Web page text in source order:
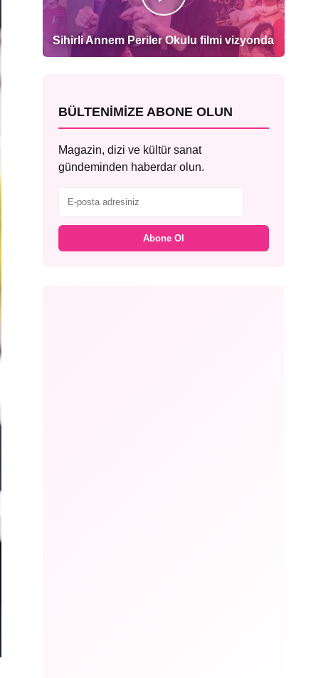
Sihirli Annem Periler Okulu filmi vizyonda
BÜLTENIMIZE ABONE OLUN
Magazin, dizi ve kültür sanat
gündeminden haberdar olun.
Abone Ol